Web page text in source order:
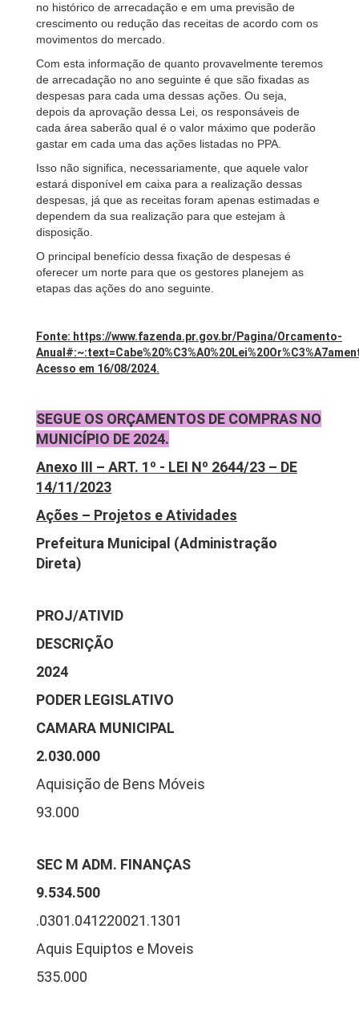
no histórico de arrecadação e em uma previsão de
crescimento ou redução das receitas de acordo com os
movimentos do mercado.
Com esta informação de quanto provavelmente teremos
de arrecadação no ano seguinte é que são fixadas as
despesas para cada uma dessas ações. Ou seja,
depois da aprovação dessa Lei, os responsáveis de
cada área saberão qual é o valor máximo que poderão
gastar em cada uma das ações listadas no PPA.
Isso não significa, necessariamente, que aquele valor
estará disponível em caixa para a realização dessas
despesas, já que as receitas foram apenas estimadas e
dependem da sua realização para que estejam à
disposição.
O principal benefício dessa fixação de despesas é
oferecer um norte para que os gestores planejem as
etapas das ações do ano seguinte.
Fonte: https://www.fazenda.pr.gov.br/Pagina/Orcamento-
Acesso em 16/08/2024.
SEGUE OS ORÇAMENTOS DE COMPRAS NO
MUNICÍPIO DE 2024.
Anexo III – ART. 1º - LEI Nº 2644/23 – DE
14/11/2023
Ações – Projetos e Atividades
Prefeitura Municipal (Administração
Direta)
PROJ/ATIVID
DESCRIÇÃO
2024
PODER LEGISLATIVO
CAMARA MUNICIPAL
2.030.000
Aquisição de Bens Móveis
93.000
SEC M ADM. FINANÇAS
9.534.500
.0301.041220021.1301
Aquis Equiptos e Moveis
535.000